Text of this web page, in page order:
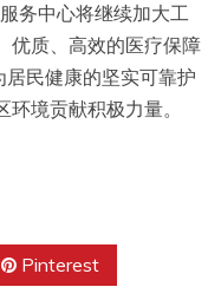
务中心将继续加大工
优质、高效的医疗保障
居民健康的坚实可靠护
境贡献积极力量。
Pinterest